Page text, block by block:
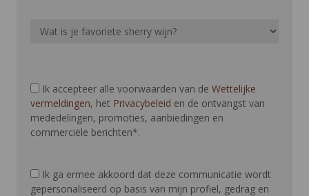
Ik accepteer alle voorwaarden van de Wettelijke
vermeldingen, het Privacybeleid en de ontvangst van
mededelingen, promoties, aanbiedingen en
commerciële berichten*.
Ik ga ermee akkoord dat deze communicatie wordt
gepersonaliseerd op basis van mijn profiel, gedrag en